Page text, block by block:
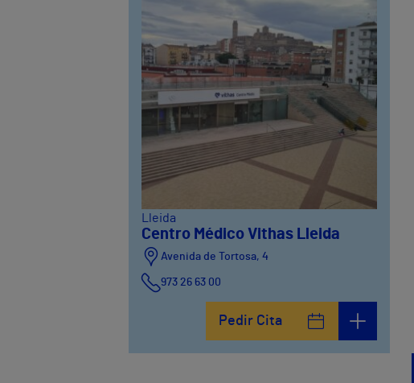
Lleida
Centro Médico Vithas Lleida
Avenida de Tortosa, 4
973 26 63 00
Pedir Cita